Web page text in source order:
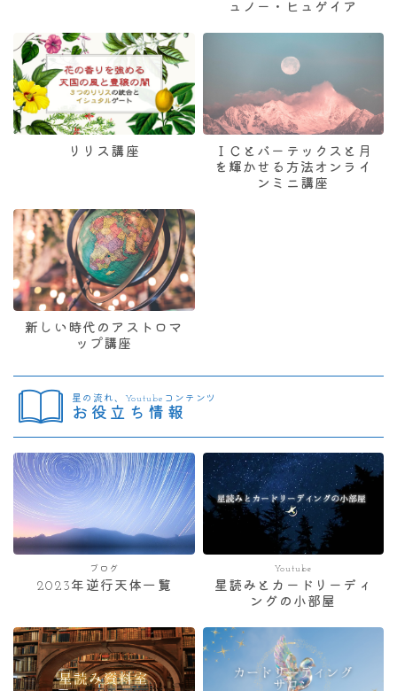
ュノー・ヒュゲイア
リリス講座
ＩＣとバーテックスと月
を輝かせる方法オンライ
ンミニ講座
新しい時代のアストロマ
ップ講座
星の流れ、Youtubeコンテンツ
お役立ち情報
ブログ
2023年逆行天体一覧
Youtube
星読みとカードリーディ
ングの小部屋